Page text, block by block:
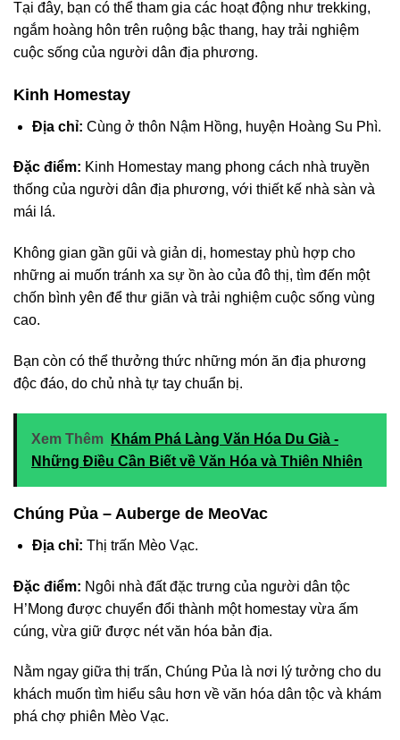
Tại đây, bạn có thể tham gia các hoạt động như trekking,
ngắm hoàng hôn trên ruộng bậc thang, hay trải nghiệm
cuộc sống của người dân địa phương.
Kinh Homestay
Địa chỉ: Cùng ở thôn Nậm Hồng, huyện Hoàng Su Phì.
Đặc điểm: Kinh Homestay mang phong cách nhà truyền
thống của người dân địa phương, với thiết kế nhà sàn và
mái lá.
Không gian gần gũi và giản dị, homestay phù hợp cho
những ai muốn tránh xa sự ồn ào của đô thị, tìm đến một
chốn bình yên để thư giãn và trải nghiệm cuộc sống vùng
cao.
Bạn còn có thể thưởng thức những món ăn địa phương
độc đáo, do chủ nhà tự tay chuẩn bị.
Xem Thêm
Khám Phá Làng Văn Hóa Du Già -
Những Điều Cần Biết về Văn Hóa và Thiên Nhiên
Chúng Pủa – Auberge de MeoVac
Địa chỉ: Thị trấn Mèo Vạc.
Đặc điểm: Ngôi nhà đất đặc trưng của người dân tộc
H’Mong được chuyển đổi thành một homestay vừa ấm
cúng, vừa giữ được nét văn hóa bản địa.
Nằm ngay giữa thị trấn, Chúng Pủa là nơi lý tưởng cho du
khách muốn tìm hiểu sâu hơn về văn hóa dân tộc và khám
phá chợ phiên Mèo Vạc.